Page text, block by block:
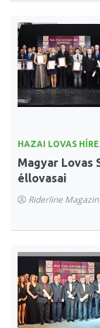
HAZAI LOVAS
Magyar Lovas
éllovasai
Riderline Magazin